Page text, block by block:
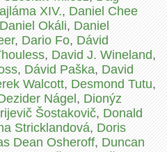
XIV.,Daniel Chee
Daniel Okáli,Daniel
,Dario Fo,Dávid
,David J. Wineland,
,Dávid Paška,David
Walcott,Desmond Tutu,
Nágel,Dionýz
Šostakovič,Donald
Stricklandová,Doris
Dean Osheroff,Duncan